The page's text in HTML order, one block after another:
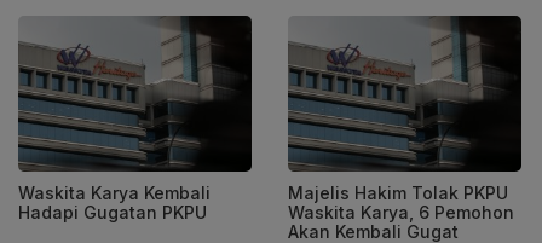
Waskita Karya Kembali
Hadapi Gugatan PKPU
Majelis Hakim Tolak PKPU
Waskita Karya, 6 Pemohon
Akan Kembali Gugat